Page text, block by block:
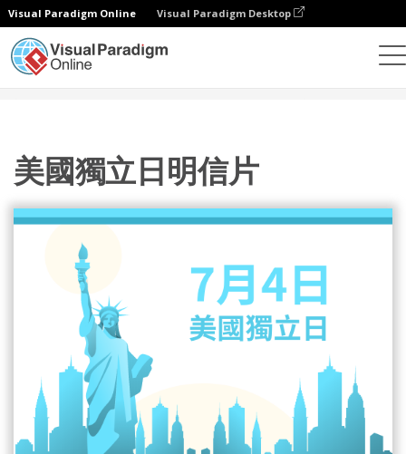
Visual Paradigm Online Visual Paradigm Desktop
美國獨立日明信片